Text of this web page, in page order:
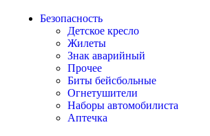
Безопасность
Детское кресло
Жилеты
Знак аварийный
Прочее
Биты бейсбольные
Огнетушители
Наборы автомобилиста
Аптечка